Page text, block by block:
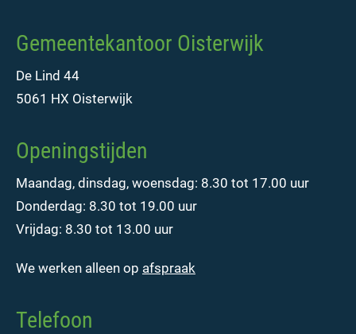
Gemeentekantoor Oisterwijk
De Lind 44
5061 HX Oisterwijk
Openingstijden
Maandag, dinsdag, woensdag: 8.30 tot 17.00 uur
Donderdag: 8.30 tot 19.00 uur
Vrijdag: 8.30 tot 13.00 uur
We werken alleen op afspraak
Telefoon